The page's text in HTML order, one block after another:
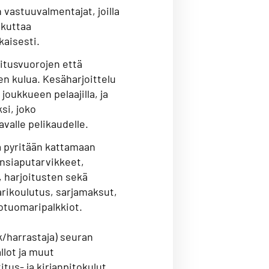
vastuuvalmentajat, joilla
että
kulua. Kesäharjoittelu
pelaajilla, ja
joko
pelikaudelle.
kattamaan
harjoitusten sekä
sarjamaksut,
harrastaja) seuran
ja muut